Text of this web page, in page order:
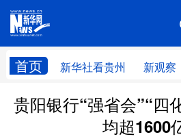
首页 新华社看贵州 新观察
网站地图
新华社看贵州 新观察
贵州领导
贵阳银行“强省会”“四
均超1600